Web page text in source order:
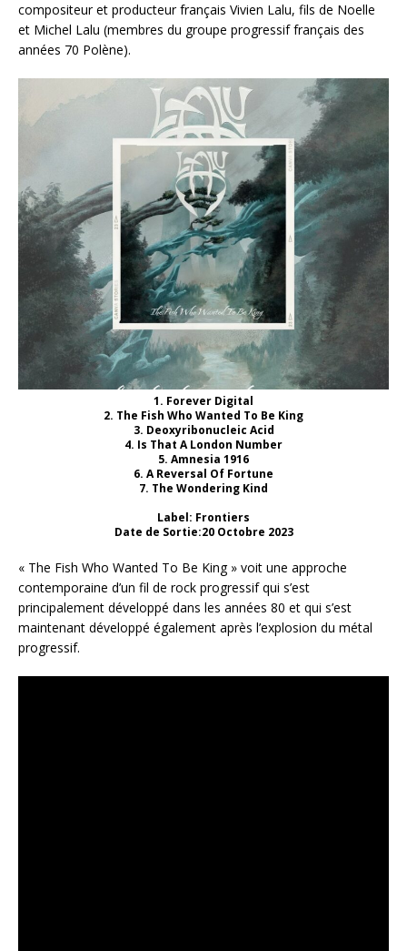
compositeur et producteur français Vivien Lalu, fils de Noelle
et Michel Lalu (membres du groupe progressif français des
années 70 Polène).
1. Forever Digital
2. The Fish Who Wanted To Be King
3. Deoxyribonucleic Acid
4. Is That A London Number
5. Amnesia 1916
6. A Reversal Of Fortune
7. The Wondering Kind
Label: Frontiers
Date de Sortie:20 Octobre 2023
« The Fish Who Wanted To Be King » voit une approche
contemporaine d’un fil de rock progressif qui s’est
principalement développé dans les années 80 et qui s’est
maintenant développé également après l’explosion du métal
progressif.